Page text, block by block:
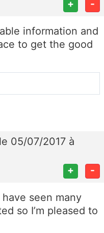
+ -
information and
to get the good
le 05/07/2017 à
+ -
have seen many
so I’m pleased to